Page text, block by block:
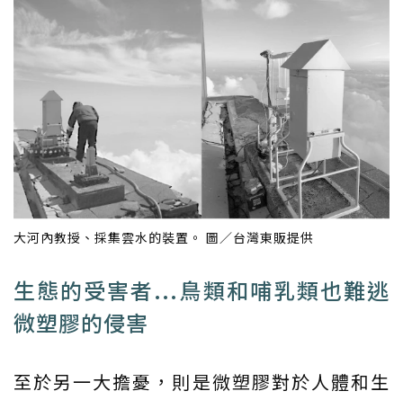
大河內教授、採集雲水的裝置。 圖／台灣東販提供
生態的受害者...鳥類和哺乳類也難逃
微塑膠的侵害
至於另一大擔憂，則是微塑膠對於人體和生